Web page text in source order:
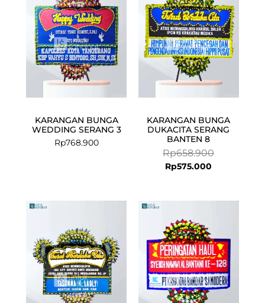
KARANGAN BUNGA
WEDDING SERANG 3
Rp768.900
KARANGAN BUNGA
DUKACITA SERANG
BANTEN 8
Rp658.900
Rp658.900.
Rp575.000
Rp575.000.
Rp658.900.
Rp625.000.